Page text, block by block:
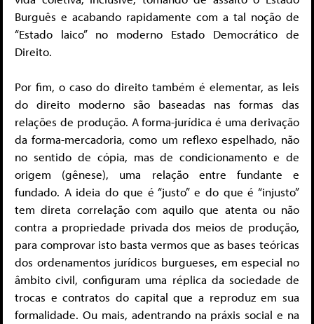
Burguês e acabando rapidamente com a tal noção de
“Estado laico” no moderno Estado Democrático de
Direito.
Por fim, o caso do direito também é elementar, as leis
do direito moderno são baseadas nas formas das
relações de produção. A forma-jurídica é uma derivação
da forma-mercadoria, como um reflexo espelhado, não
no sentido de cópia, mas de condicionamento e de
origem (gênese), uma relação entre fundante e
fundado. A ideia do que é “justo” e do que é “injusto”
tem direta correlação com aquilo que atenta ou não
contra a propriedade privada dos meios de produção,
para comprovar isto basta vermos que as bases teóricas
dos ordenamentos jurídicos burgueses, em especial no
âmbito civil, configuram uma réplica da sociedade de
trocas e contratos do capital que a reproduz em sua
formalidade. Ou mais, adentrando na práxis social e na